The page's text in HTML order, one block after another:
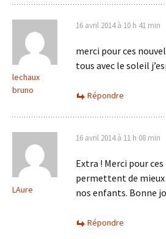
lechaux
bruno
16 avril 2014 à 10 h 41 min
merci pour ces
tous avec le soleil
Répondre
LAure
16 avril 2014 à 11 h 08 min
Extra ! Merci pour
permettent de mieux
nos enfants. Bonne
Répondre